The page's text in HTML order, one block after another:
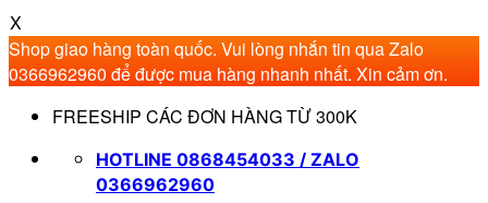
X
Shop giao hàng toàn quốc. Vui lòng nhắn tin qua Zalo
0366962960 để được mua hàng nhanh nhất. Xin cảm ơn.
qua
FREESHIP CÁC ĐƠN HÀNG TỪ 300K
HOTLINE 0868454033 / ZALO
0366962960